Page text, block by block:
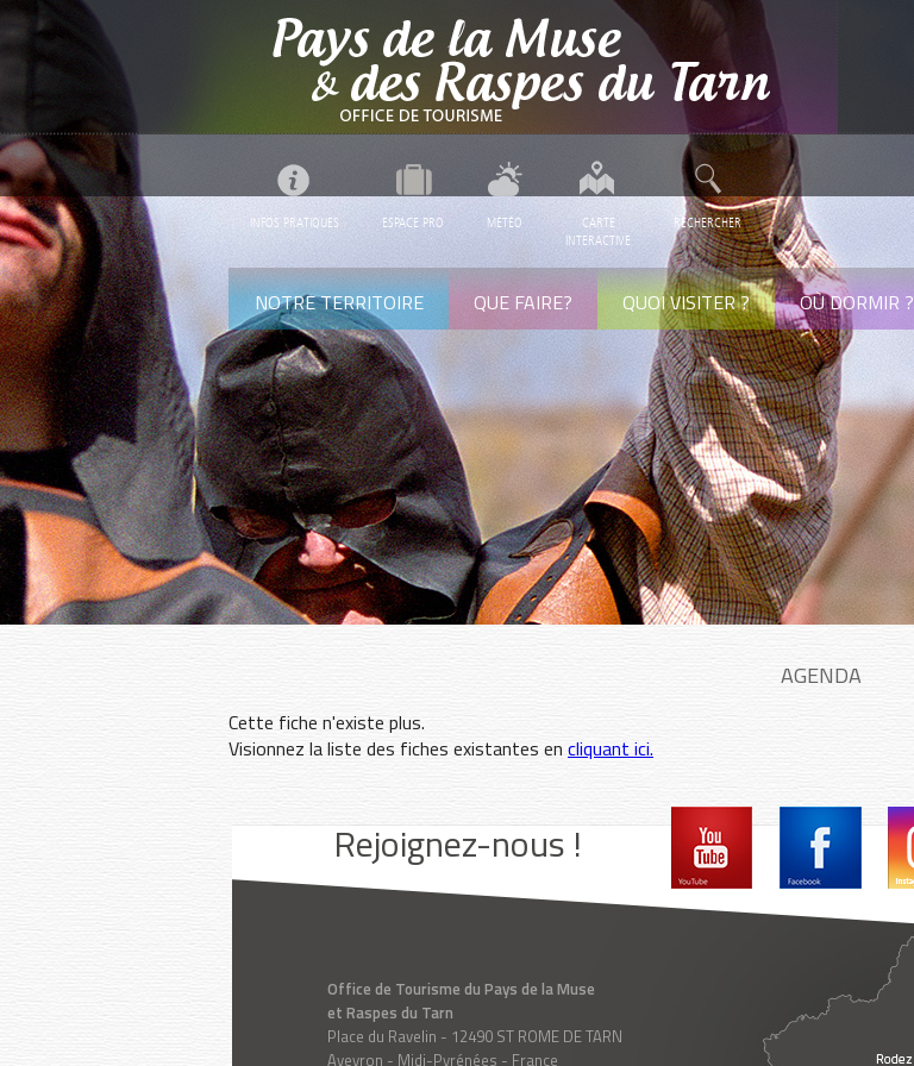
INFOS PRATIQUES ESPACE PRO MÉTÉO
CARTE
INTERACTIVE
RECHERCHER
NOTRE TERRITOIRE QUE FAIRE? QUOI VISITER ? OÙ DORMIR ?
AGENDA
Cette fiche n'existe plus.
Visionnez la liste des fiches existantes en cliquant ici.
Rejoignez-nous !
Facebook Instagram
Office de Tourisme du Pays de la Muse
et Raspes du Tarn
Place du Ravelin - 12490 ST ROME DE TARN
Aveyron - Midi-Pyrénées - France